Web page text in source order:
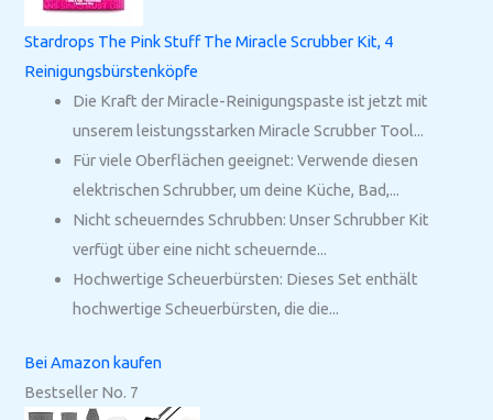
Stardrops The Pink Stuff The Miracle Scrubber Kit, 4
Reinigungsbürstenköpfe
Die Kraft der Miracle-Reinigungspaste ist jetzt mit
unserem leistungsstarken Miracle Scrubber Tool...
Für viele Oberflächen geeignet: Verwende diesen
elektrischen Schrubber, um deine Küche, Bad,...
Nicht scheuerndes Schrubben: Unser Schrubber Kit
verfügt über eine nicht scheuernde...
Hochwertige Scheuerbürsten: Dieses Set enthält
hochwertige Scheuerbürsten, die die...
Bei Amazon kaufen
Bestseller No. 7